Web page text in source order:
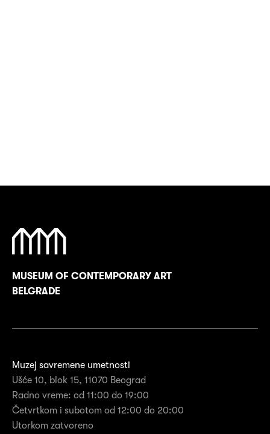
MUSEUM OF CONTEMPORARY ART
BELGRADE
Muzej savremene umetnosti
Ušće 10, blok 15, 11070 Beograd
Radno vreme: od 11:00 do 19:00
Četvrtkom i subotom od 12:00 do 20:00
Utorkom zatvoreno